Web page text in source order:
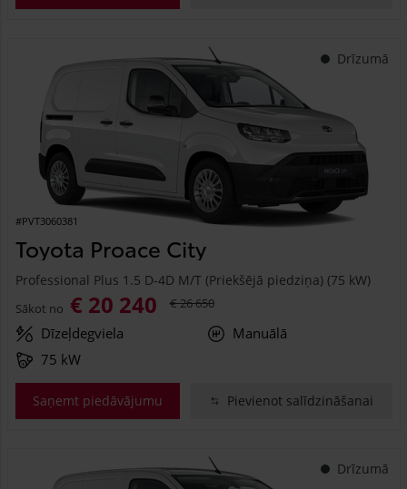
Drīzumā
#PVT3060381
Toyota Proace City
Professional Plus 1.5 D-4D M/T (Priekšējā piedziņa) (75 kW)
Sākot no € 20 240 € 26 650
Dīzeļdegviela
Manuālā
75 kW
Saņemt piedāvājumu Pievienot salīdzināšanai
Drīzumā